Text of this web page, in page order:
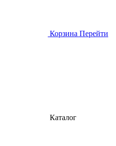
Корзина Перейти
Каталог